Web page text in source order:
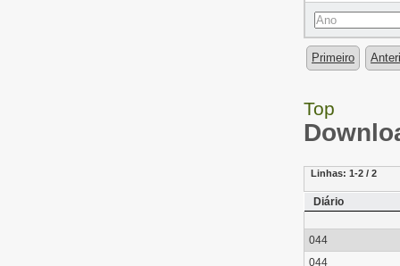
Primeiro
Top
Linhas: 1-2 / 2
Diário
044
044